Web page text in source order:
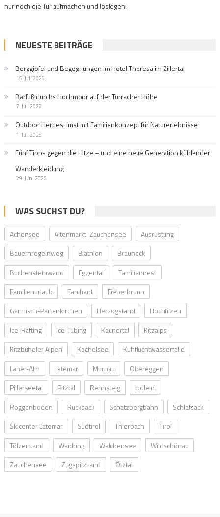
nur noch die Tür aufmachen und loslegen!
NEUESTE BEITRÄGE
Berggipfel und Begegnungen im Hotel Theresa im Zillertal
15. Juli 2026
Barfuß durchs Hochmoor auf der Turracher Höhe
7. Juli 2026
Outdoor Heroes: Imst mit Familienkonzept für Naturerlebnisse
1. Juli 2026
Fünf Tipps gegen die Hitze – und eine neue Generation kühlender
Wanderkleidung
29. Juni 2026
WAS SUCHST DU?
Achensee Altenmarkt-Zauchensee
Ausrüstung
Bauernregelnweg
Biathlon
Brauneck
Buchensteinwand
Eggental
Familiennest
Familienurlaub
Farchant
Fieberbrunn
Garmisch-Partenkirchen
Herzogstand
Hochfilzen
Ice-Rafting
Ice-Tubing Kaunertal
Kitzalps
Kitzbüheler Alpen
Kochelsee
Kuhfluchtwasserfälle
Laner-Alm
Latemar Murnau
Obereggen
Pillerseetal
Pitztal Rennsteig
rodeln
Roggenboden
Rucksack Schatzbergbahn
Schlafsack
Skicenter Latemar
Südtirol Thierbach
Tirol
Tölzer Land
Waidring Walchensee
Wildschönau
Zauchensee
ZugspitzLand Ötztal